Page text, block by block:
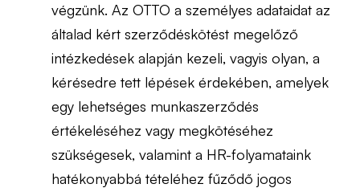
végzünk. Az OTTO a személyes adataidat az
általad kért szerződéskötést megelőző
intézkedések alapján kezeli, vagyis olyan, a
kérésedre tett lépések érdekében, amelyek
egy lehetséges munkaszerződés
értékeléséhez vagy megkötéséhez
szükségesek, valamint a HR-folyamataink
hatékonyabbá tételéhez fűződő jogos